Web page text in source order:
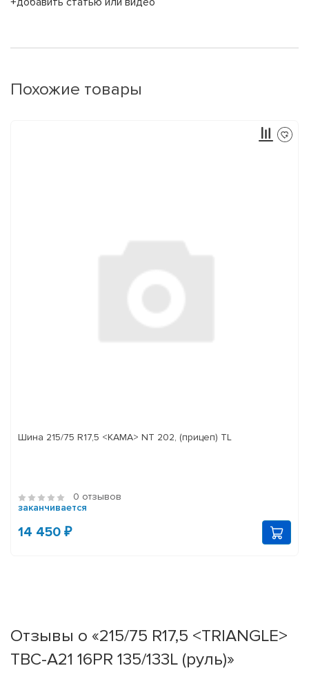
Похожие товары
Шина 215/75 R17,5 <КАМА> NT 202, (прицеп) TL
0 отзывов
заканчивается
14 450 ₽
Отзывы о «215/75 R17,5 <TRIANGLE>
TBC-A21 16PR 135/133L (руль)»